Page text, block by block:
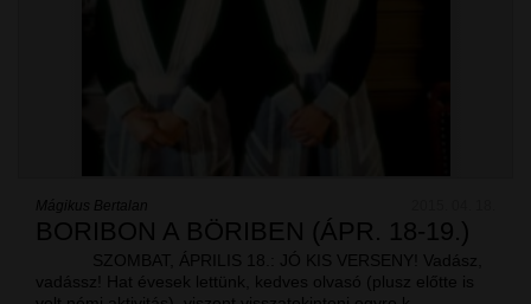
Mágikus Bertalan
BORIBON A BÖRIBEN (ÁPR. 18-19.)
SZOMBAT, ÁPRILIS 18.: JÓ KIS VERSENY! Vadász,
vadássz! Hat évesek lettünk, kedves olvasó (plusz előtte is